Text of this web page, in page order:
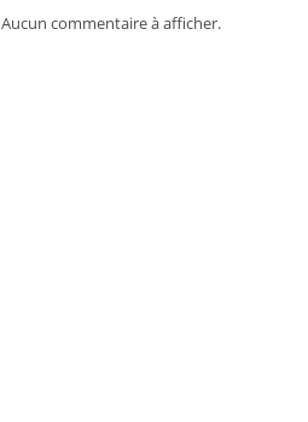
Aucun commentaire à afficher.